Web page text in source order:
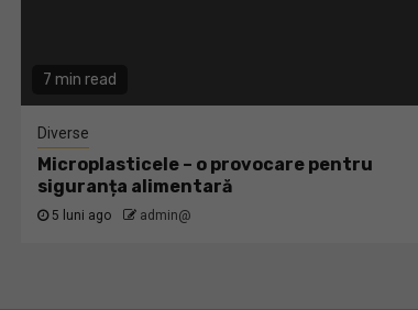
7 min read
Diverse
Microplasticele – o provocare pentru
siguranța alimentară
5 luni ago admin@